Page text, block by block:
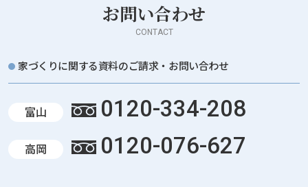
お問い合わせ
CONTACT
家づくりに関する資料のご請求・お問い合わせ
富山 0120-334-208
高岡 0120-076-627